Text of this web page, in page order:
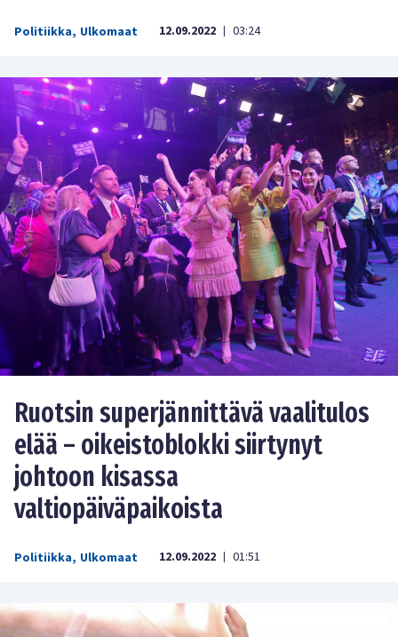
Politiikka, Ulkomaat 12.09.2022 | 03:24
Ruotsin superjännittävä vaalitulos
elää – oikeistoblokki siirtynyt
johtoon kisassa
valtiopäiväpaikoista
Politiikka, Ulkomaat 12.09.2022 | 01:51